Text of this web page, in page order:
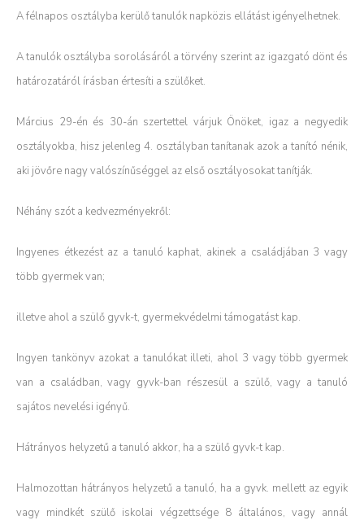
A félnapos osztályba kerülő tanulók napközis ellátást igényelhetnek.
A tanulók osztályba sorolásáról a törvény szerint az igazgató dönt és
határozatáról írásban értesíti a szülőket.
Március 29-én és 30-án szertettel várjuk Önöket, igaz a negyedik
osztályokba, hisz jelenleg 4. osztályban tanítanak azok a tanító nénik,
aki jövőre nagy valószínűséggel az első osztályosokat tanítják.
Néhány szót a kedvezményekről:
Ingyenes étkezést az a tanuló kaphat, akinek a családjában 3 vagy
több gyermek van;
illetve ahol a szülő gyvk-t, gyermekvédelmi támogatást kap.
Ingyen tankönyv azokat a tanulókat illeti, ahol 3 vagy több gyermek
van a családban, vagy gyvk-ban részesül a szülő, vagy a tanuló
sajátos nevelési igényű.
Hátrányos helyzetű a tanuló akkor, ha a szülő gyvk-t kap.
Halmozottan hátrányos helyzetű a tanuló, ha a gyvk. mellett az egyik
vagy mindkét szülő iskolai végzettsége 8 általános, vagy annál